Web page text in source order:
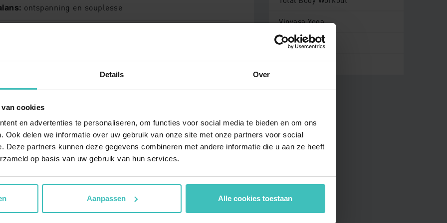
Details Over
cookies
en advertenties te personaliseren, om functies voor social media te bieden en om ons
Ook delen we informatie over uw gebruik van onze site met onze partners voor social
Deze partners kunnen deze gegevens combineren met andere informatie die u aan ze heeft
op basis van uw gebruik van hun services.
Aanpassen Alle cookies toestaan
Pilates
MyLife Berkel
MyLife Diemen
MyLife Doetinchem
MyLife Drunen
MyLife Goes
MyLife Heemskerk
MyLife Hoofddorp
MyLife Mill
MyLife Purmerend
MyLife Rotterdam aan de Maas
MyLife Terborg
MyLife Tilburg
MyLife Wageningen
ontspanning en souplesse
& ouderen (55+)
en ontspannen
Vinyasa Yoga
XCORE
Yin Yoga